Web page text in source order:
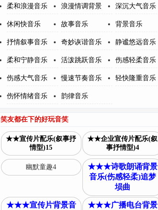
柔和浪漫音乐 浪漫情调背景 深沉大气音乐
休闲快音乐 故事音乐 背景音乐
抒情叙事音乐 奇妙诙谐音乐 静谧悠远音乐
柔和宁静音乐 活泼跳跃音乐 伤感轻柔音乐
伤感大气音乐 慢速节奏音乐 轻快隆重音乐
伤怀情绪音乐 韵律音乐
笑友都在下的好玩音笑
★★宣传片配乐(叙事抒
情型)15
★★企业宣传片配乐(叙
事抒情型)4
幽默童趣4
★★★诗歌朗诵背景
音乐(伤感轻柔)追梦
埙曲
★★★宣传片背景音
★★★广播电台背景